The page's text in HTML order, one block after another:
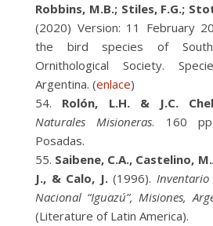
Robbins, M.B.; Stiles, F.G.;
(2020) Version: 11 February
the bird species of South
Ornithological Society.
Argentina. (enlace)
Rolón, L.H. & J.C.
Naturales Misioneras. 160
Posadas.
Saibene, C.A., Castelino,
J., & Calo, J.(1996). Inventario
Nacional “Iguazú”, Misiones,
(Literature of Latin America).